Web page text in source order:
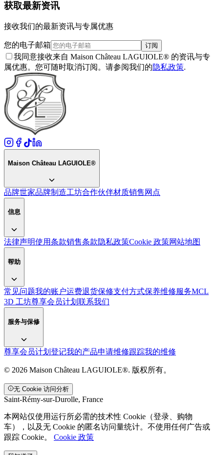
获取最新资讯
接收我们的最新资讯与专属优惠
您的电子邮箱 订阅
我同意接收来自 Maison Château LAGUIOLE® 的资讯与专
属优惠。您可随时取消订阅。请参阅我们的隐私政策.
Maison Château LAGUIOLE®
品牌世家品牌制造工坊合作伙伴材质销售网点
信息
法律声明使用条款销售条款隐私政策Cookie 政策网站地图
帮助
常见问题我的账户运费退货保修支付方式保养维修服务MCL
3D 工坊尊享会员计划 联系我们
服务与保修
尊享会员计划 登记我的产品申请维修跟踪我的维修
© 2026 Maison Château LAGUIOLE®. 版权所有。
无 Cookie 访问分析
Saint-Rémy-sur-Durolle, France
本网站仅使用运行所必需的技术性 Cookie（登录、购物
车），以及无 Cookie 的匿名访问量统计。不使用任何广告或
跟踪 Cookie。 Cookie 政策